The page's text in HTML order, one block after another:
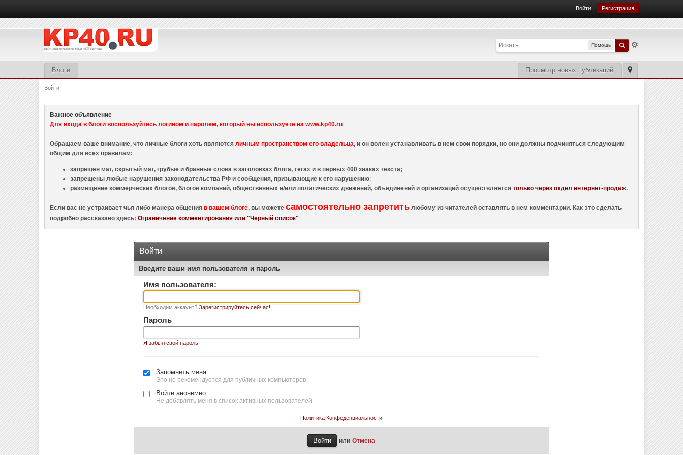
Войти Регистрация
Помощь
Просмотр новых публикаций
Блоги
Войти
Важное объявление
Для входа в блоги воспользуйтесь логином и паролем, который вы используете на www.kp40.ru
Обращаем ваше внимание, что личные блоги хоть являютсяличным пространством его владельца, и он волен устанавливать в нем свои порядки, но они должны подчиняться следующим
общим для всех правилам:
запрещен мат, скрытый мат, грубые и бранные слова в заголовках блога, тегах и в первых 400 знаках текста;
запрещены любые нарушения законодательства РФ и сообщения, призывающие к его нарушению;
размещение коммерческих блогов, блогов компаний, общественных и/или политических движений, объединений и организаций осуществляетсятолько через отдел интернет-продаж.
Если вас не устраивает чья либо манера общенияв вашем блоге, вы можетесамостоятельно запретить любому из читателей оставлять в нем комментарии. Как это сделать
подробно рассказано здесь:Ограничение комментирования или "Черный список"
Войти
Введите ваши имя пользователя и пароль
Имя пользователя:
Необходим аккаунт? Зарегистрируйтесь сейчас!
Пароль
Я забыл свой пароль
Запомнить меня
Это не рекомендуется для публичных компьютеров
Войти анонимно
Не добавлять меня в список активных пользователей
Политика Конфеденциальности
илиОтмена